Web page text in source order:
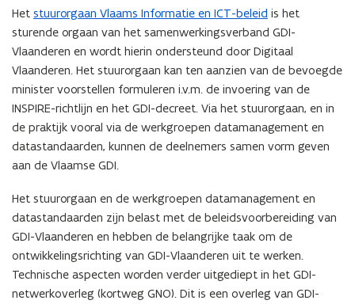
n
n
i
e
u
w
v
e
n
t
e
r
)
t
i
n
u
w
e
-
m
a
l
a
p
p
l
i
Het stuurorgaan Vlaams Informatie en ICT-beleid is het
sturende orgaan van het samenwerkingsverband GDI-
Vlaanderen en wordt hierin ondersteund door Digitaal
Vlaanderen. Het stuurorgaan kan ten aanzien van de bevoegde
minister voorstellen formuleren i.v.m. de invoering van de
INSPIRE-richtlijn en het GDI-decreet. Via het stuurorgaan, en in
de praktijk vooral via de werkgroepen datamanagement en
datastandaarden, kunnen de deelnemers samen vorm geven
aan de Vlaamse GDI.
Het stuurorgaan en de werkgroepen datamanagement en
datastandaarden zijn belast met de beleidsvoorbereiding van
GDI-Vlaanderen en hebben de belangrijke taak om de
ontwikkelingsrichting van GDI-Vlaanderen uit te werken.
Technische aspecten worden verder uitgediept in het GDI-
netwerkoverleg (kortweg GNO). Dit is een overleg van GDI-